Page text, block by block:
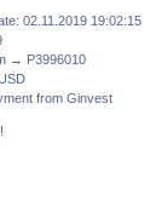
02.11.2019 19:02:15
→ P3996010
from Ginvest